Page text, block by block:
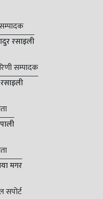
रसाइली
सम्पादक
मगर